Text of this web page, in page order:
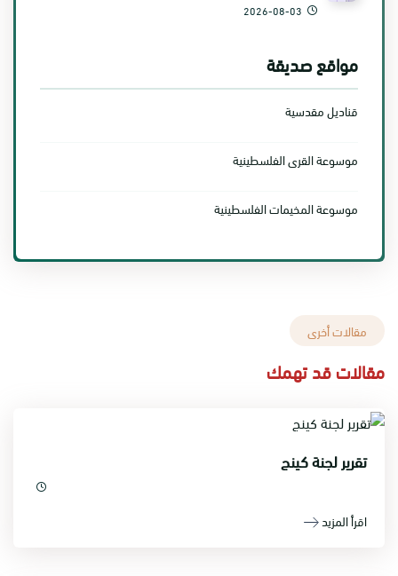
2026-08-03
مواقع صديقة
قناديل مقدسية
موسوعة القرى الفلسطينية
موسوعة المخيمات الفلسطينية
مقالات أخرى
مقالات قد تهمك
تقرير لجنة كينج
اقرأ المزيد